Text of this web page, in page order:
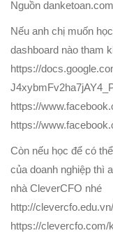
Nguồn
Nếu anh chị muốn
dashboard nào tham
https://
https://
https://
Còn nếu học để có
của doanh nghiệp thì
nhà CleverCFO nhé
http://
https://clevercfo.com/